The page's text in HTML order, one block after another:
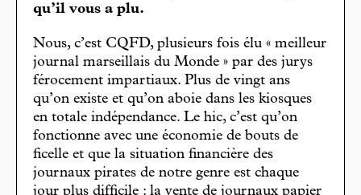
qu’il vous a plu.
Nous, c’est CQFD, plusieurs fois élu « meilleur
journal marseillais du Monde » par des jurys
férocement impartiaux. Plus de vingt ans
qu’on existe et qu’on aboie dans les kiosques
en totale indépendance. Le hic, c’est qu’on
fonctionne avec une économie de bouts de
ficelle et que la situation financière des
journaux pirates de notre genre est chaque
jour plus difficile : la vente de journaux papier